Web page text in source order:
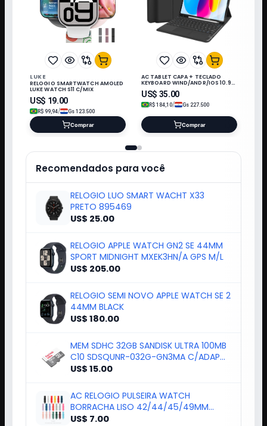
LUKE
RELOGIO SMARTWATCH AMOLED
LUKE WATCH S11 C/MIX
US$ 19.00
R$ 99,94/ Gs 123.500
Comprar
AC TABLET CAPA + TECLADO
KEYBOARD WIND/ANDR/IOS 10.9"
PRETO*
US$ 35.00
R$ 184,10/ Gs 227.500
Comprar
Recomendados para você
RELOGIO LUO SMART WACHT X33
PRETO 895469
US$ 25.00
RELOGIO APPLE WATCH GN2 SE 44MM
SPORT MIDNIGHT MXEK3HN/A GPS M/L
US$ 205.00
RELOGIO SEMI NOVO APPLE WATCH SE 2
44MM BLACK
US$ 180.00
MEM SDHC 32GB SANDISK ULTRA 100MB
C10 SDSQUNR-032G-GN3MA C/ADAP
184377
US$ 15.00
AC RELOGIO PULSEIRA WATCH
BORRACHA LISO 42/44/45/49MM
COLORIDO*
US$ 7.00